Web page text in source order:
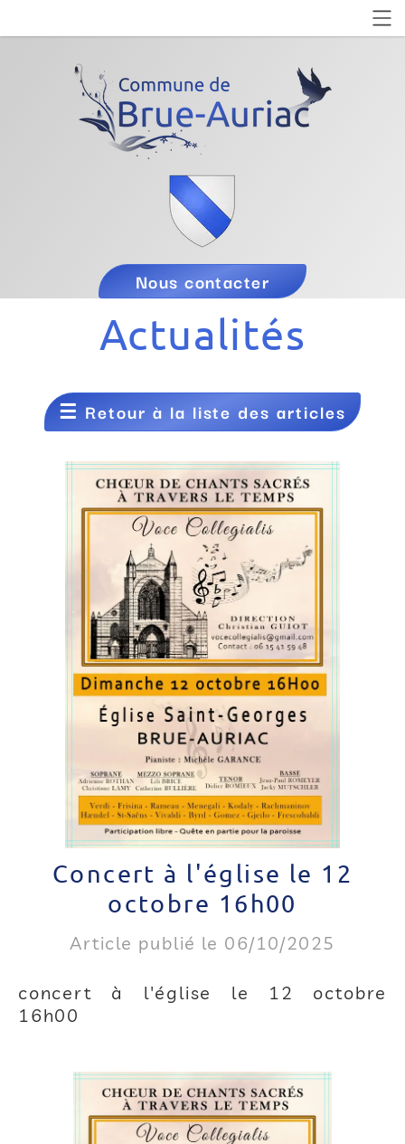
Nous contacter
Actualités
☰ Retour à la liste des articles
Concert à l'église le 12
octobre 16h00
Article publié le 06/10/2025
concert à l'église le 12 octobre
16h00